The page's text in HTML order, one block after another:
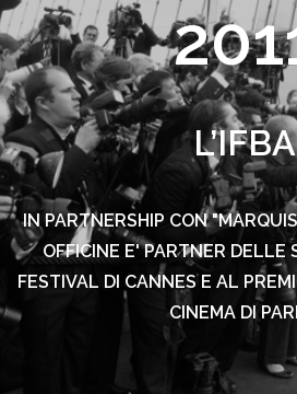
L’IFBA
IN PARTNERSHIP CON
OFFICINE E' PARTNER DELLE
FESTIVAL DI CANNES E AL
CINEMA DI